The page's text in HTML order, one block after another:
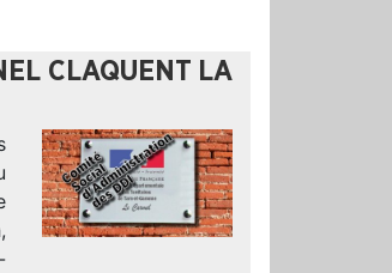
CLAQUENT LA